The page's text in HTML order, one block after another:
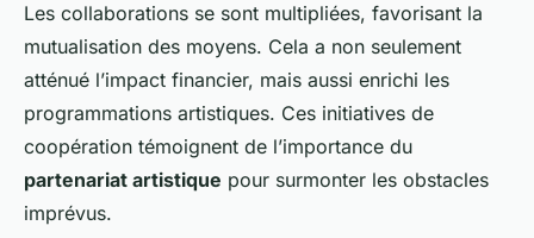
Les collaborations se sont multipliées, favorisant la
mutualisation des moyens. Cela a non seulement
atténué l’impact financier, mais aussi enrichi les
programmations artistiques. Ces initiatives de
coopération témoignent de l’importance du
partenariat artistique pour surmonter les obstacles
imprévus.